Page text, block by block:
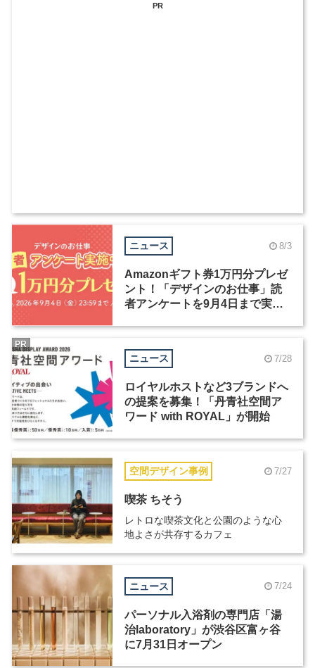
PR
ニュース 8/3
Amazonギフト券1万円分プレゼ
ント！「デザインのお仕事」読
者アンケートを9月4日まで実施
ニュース 7/28
ロイヤルホストなど3ブランドへ
の提案を募集！「丹青社空間ア
ワード with ROYAL」が開始
PR
空間デザイン事例 7/27
喫茶 ちそう
レトロな喫茶文化と公園のような心
地よさが共存するカフェ
ニュース 7/24
パーソナル入浴剤の専門店「湯
治laboratory」が渋谷区富ヶ谷
に7月31日オープン